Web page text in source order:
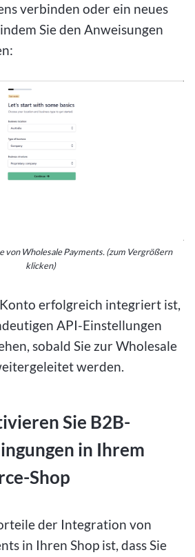
verbinden oder ein neues
Sie den Anweisungen
von Wholesale Payments. (zum Vergrößern
klicken)
erfolgreich integriert ist,
API-Einstellungen
sobald Sie zur Wholesale
werden.
Sie B2B-
in Ihrem
Shop
der Integration von
in Ihren Shop ist, dass Sie